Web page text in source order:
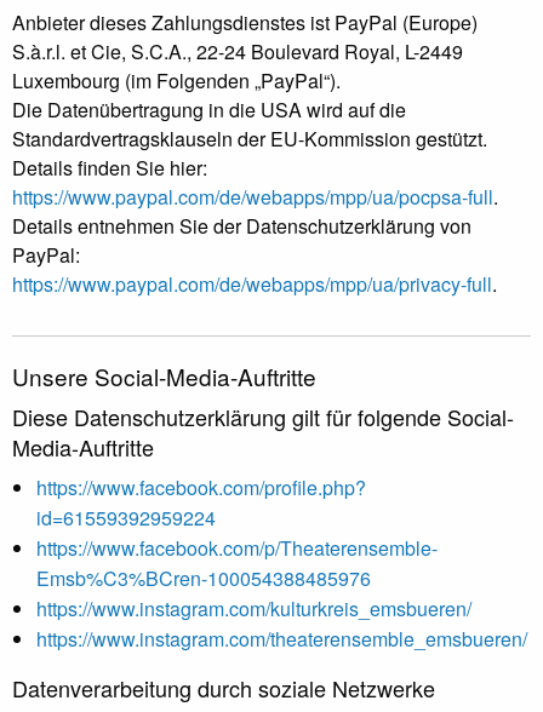
Anbieter dieses Zahlungsdienstes ist PayPal (Europe)
S.à.r.l. et Cie, S.C.A., 22-24 Boulevard Royal, L-2449
Luxembourg (im Folgenden „PayPal“).
Die Datenübertragung in die USA wird auf die
Standardvertragsklauseln der EU-Kommission gestützt.
Details finden Sie hier:
https://www.paypal.com/de/webapps/mpp/ua/pocpsa-full.
Details entnehmen Sie der Datenschutzerklärung von
PayPal:
https://www.paypal.com/de/webapps/mpp/ua/privacy-full.
Unsere Social-Media-Auftritte
Diese Datenschutzerklärung gilt für folgende Social-
Media-Auftritte
https://www.facebook.com/profile.php?
id=61559392959224
https://www.facebook.com/p/Theaterensemble-
Emsb%C3%BCren-100054388485976
https://www.instagram.com/kulturkreis_emsbueren/
https://www.instagram.com/theaterensemble_emsbueren/
Datenverarbeitung durch soziale Netzwerke